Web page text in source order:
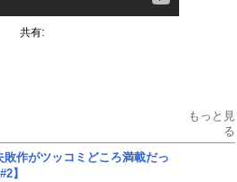
共有:
もっと見
る
敗作がツッコミどころ満載だっ
】